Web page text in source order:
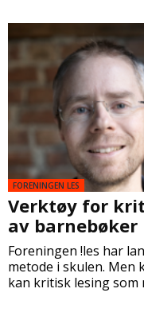
FORENINGEN LES
Verktøy for
av barnebøker
Foreningen !les har
metode i skulen. Men
kan kritisk lesing som